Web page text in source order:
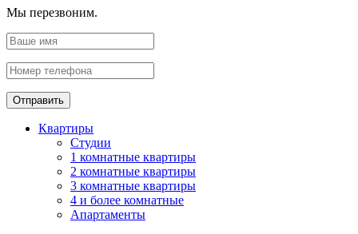
Мы перезвоним.
Отправить
Квартиры
Студии
1 комнатные квартиры
2 комнатные квартиры
3 комнатные квартиры
4 и более комнатные
Апартаменты